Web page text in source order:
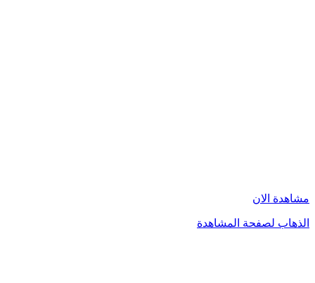
مشاهدة الان
الذهاب لصفحة المشاهدة